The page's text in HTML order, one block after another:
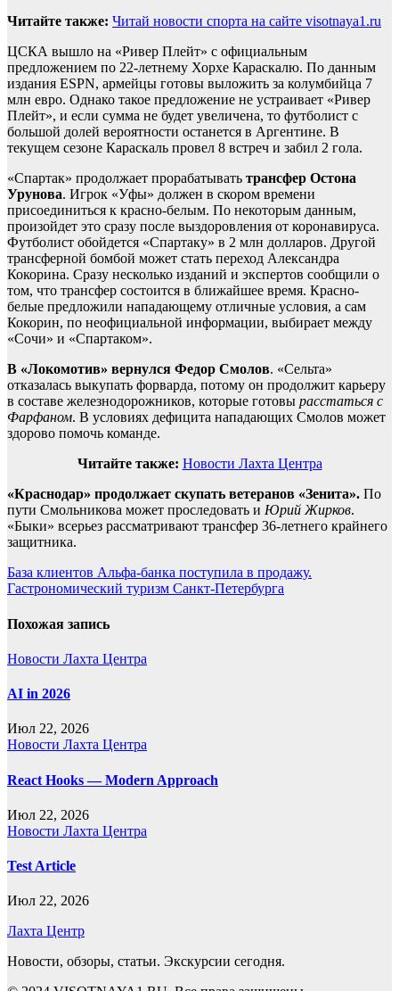
Читайте также: Читай новости спорта на сайте visotnaya1.ru
ЦСКА вышло на «Ривер Плейт» с официальным
предложением по 22-летнему Хорхе Караскалю. По данным
издания ESPN, армейцы готовы выложить за колумбийца 7
млн евро. Однако такое предложение не устраивает «Ривер
Плейт», и если сумма не будет увеличена, то футболист с
большой долей вероятности останется в Аргентине. В
текущем сезоне Караскаль провел 8 встреч и забил 2 гола.
«Спартак» продолжает прорабатывать трансфер Остона
Урунова. Игрок «Уфы» должен в скором времени
присоединиться к красно-белым. По некоторым данным,
произойдет это сразу после выздоровления от коронавируса.
Футболист обойдется «Спартаку» в 2 млн долларов. Другой
трансферной бомбой может стать переход Александра
Кокорина. Сразу несколько изданий и экспертов сообщили о
том, что трансфер состоится в ближайшее время. Красно-
белые предложили нападающему отличные условия, а сам
Кокорин, по неофициальной информации, выбирает между
«Сочи» и «Спартаком».
В «Локомотив» вернулся Федор Смолов. «Сельта»
отказалась выкупать форварда, потому он продолжит карьеру
в составе железнодорожников, которые готовы расстаться с
Фарфаном. В условиях дефицита нападающих Смолов может
здорово помочь команде.
Читайте также: Новости Лахта Центра
«Краснодар» продолжает скупать ветеранов «Зенита». По
пути Смольникова может проследовать и Юрий Жирков.
«Быки» всерьез рассматривают трансфер 36-летнего крайнего
защитника.
Навигация
по
записям
База клиентов Альфа-банка поступила в продажу.
Гастрономический туризм Санкт-Петербурга
Похожая запись
Новости Лахта Центра
AI in 2026
Июл 22, 2026
Новости Лахта Центра
React Hooks — Modern Approach
Июл 22, 2026
Новости Лахта Центра
Test Article
Июл 22, 2026
Лахта Центр
Новости, обзоры, статьи. Экскурсии сегодня.